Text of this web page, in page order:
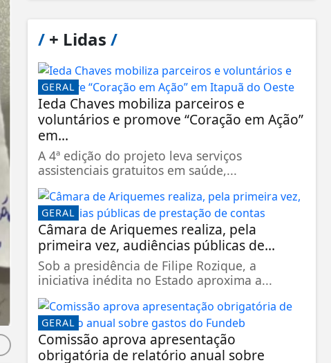
/+ Lidas /
GERAL
Ieda Chaves mobiliza parceiros e
voluntários e promove “Coração em Ação”
em...
A 4ª edição do projeto leva serviços
assistenciais gratuitos em saúde,...
GERAL
Câmara de Ariquemes realiza, pela
primeira vez, audiências públicas de...
Sob a presidência de Filipe Rozique, a
iniciativa inédita no Estado aproxima a...
GERAL
Comissão aprova apresentação
obrigatória de relatório anual sobre